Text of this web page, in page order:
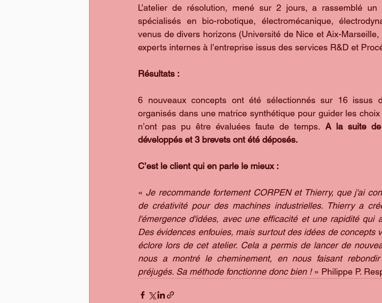
L’atelier de résolution, mené sur 2 jours, a rassemblé
spécialisés en bio-robotique, électromécanique,
venus de divers horizons (Université de Nice et Aix-
experts internes à l’entreprise issus des services R&D et
Résultats :
6 nouveaux concepts ont été sélectionnés sur 16 issus
organisés dans une matrice synthétique pour guider les choix
n’ont pas pu être évaluées faute de temps. A la suite de
développés et 3 brevets ont été déposés.
C’est le client qui en parle le mieux :
« Je recommande fortement CORPEN et Thierry, que j'ai
de créativité pour des machines industrielles. Thierry a
l'émergence d'idées, avec une efficacité et une rapidité qui
Des évidences enfouies, mais surtout des idées de concepts
éclore lors de cet atelier. Cela a permis de lancer de
nous a montré le cheminement, en nous faisant
préjugés. Sa méthode fonctionne donc bien ! » Philippe P.